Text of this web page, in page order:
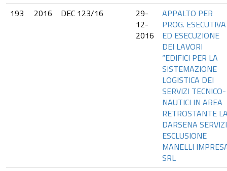
193
2016 DEC 123/16
29-
12-
2016
APPALTO PER
PROG. ESECUTIVA
ED ESECUZIONE
DEI LAVORI
“EDIFICI PER LA
SISTEMAZIONE
LOGISTICA DEI
SERVIZI TECNICO-
NAUTICI IN AREA
RETROSTANTE
DARSENA
ESCLUSIONE
MANELLI
SRL